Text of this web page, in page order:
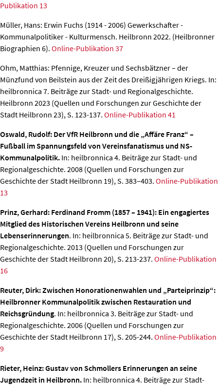
Publikation 13
Müller, Hans: Erwin Fuchs (1914 - 2006) Gewerkschafter -
Kommunalpolitiker - Kulturmensch. Heilbronn 2022. (Heilbronner
Biographien 6). Online-Publikation 37
Ohm, Matthias: Pfennige, Kreuzer und Sechsbätzner – der
Münzfund von Beilstein aus der Zeit des Dreißigjährigen Kriegs. In:
heilbronnica 7. Beiträge zur Stadt- und Regionalgeschichte.
Heilbronn 2023 (Quellen und Forschungen zur Geschichte der
Stadt Heilbronn 23), S. 123-137. Online-Publikation 41
Oswald, Rudolf: Der VfR Heilbronn und die „Affäre Franz“ –
Fußball im Spannungsfeld von Vereinsfanatismus und NS-
Kommunalpolitik. In: heilbronnica 4. Beiträge zur Stadt- und
Regionalgeschichte. 2008 (Quellen und Forschungen zur
Geschichte der Stadt Heilbronn 19), S. 383–403. Online-Publikation
13
Prinz, Gerhard: Ferdinand Fromm (1857 – 1941): Ein engagiertes
Mitglied des Historischen Vereins Heilbronn und seine
Lebenserinnerungen. In: heilbronnica 5. Beiträge zur Stadt- und
Regionalgeschichte. 2013 (Quellen und Forschungen zur
Geschichte der Stadt Heilbronn 20), S. 213-237. Online-Publikation
16
Reuter, Dirk: Zwischen Honorationenwahlen und „Parteiprinzip“:
Heilbronner Kommunalpolitik zwischen Restauration und
Reichsgründung. In: heilbronnica 3. Beiträge zur Stadt- und
Regionalgeschichte. 2006 (Quellen und Forschungen zur
Geschichte der Stadt Heilbronn 17), S. 205-244. Online-Publikation
9
Rieter, Heinz: Gustav von Schmollers Erinnerungen an seine
Jugendzeit in Heilbronn. In: heilbronnica 4. Beiträge zur Stadt-